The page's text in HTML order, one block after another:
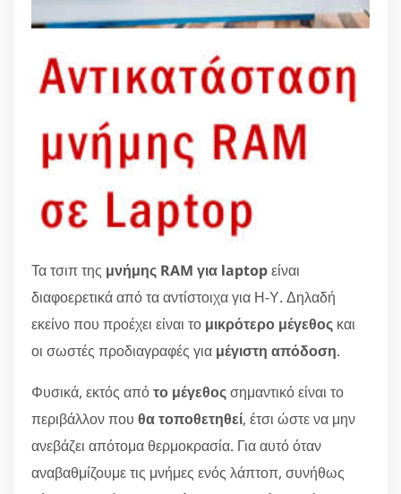
Τα τσιπ της μνήμης RAM για laptopείναι
διαφοερετικά από τα αντίστοιχα για Η-Υ. Δηλαδή
εκείνο που προέχει είναι το μικρότερο μέγεθος και
οι σωστές προδιαγραφές για μέγιστη απόδοση.
Φυσικά, εκτός απότο μέγεθοςσημαντικό είναι το
περιβάλλον που θα τοποθετηθεί, έτσι ώστε να μην
ανεβάζει απότομα θερμοκρασία. Για αυτό όταν
αναβαθμίζουμε τις μνήμες ενός λάπτοπ, συνήθως